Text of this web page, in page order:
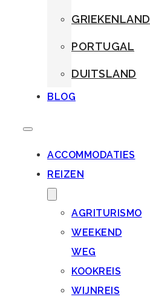
GRIEKENLAND
PORTUGAL
DUITSLAND
BLOG
ACCOMMODATIES
REIZEN
AGRITURISMO
WEEKEND
WEG
KOOKREIS
WIJNREIS